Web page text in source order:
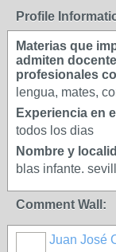
Profile
Materias que
admiten
profesionales
lengua, mates,
Experiencia en
todos los dias
Nombre y
blas infante.
Comment Wall:
Juan José